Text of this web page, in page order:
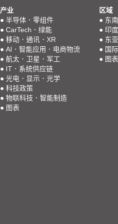
产业
● 半导体．零组件
● CarTech．绿能
● 移动．通讯．XR
● AI．智能应用．电商物流
● 航太．卫星．军工
● IT．系统供应链
● 光电．显示．光学
● 科技政策
● 物联科技．智能制造
● 图表
区域
● 东
● 印度
● 东
● 国际
● 图表